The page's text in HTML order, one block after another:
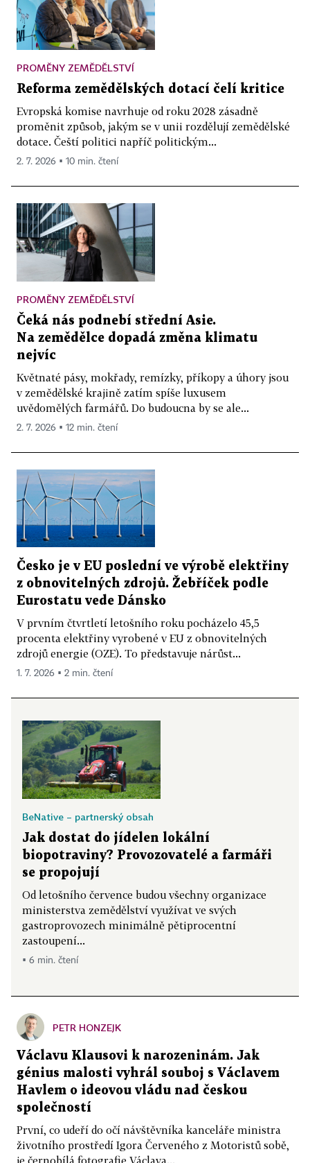
PROMĚNY ZEMĚDĚLSTVÍ
Reforma zemědělských dotací čelí kritice
Evropská komise navrhuje od roku 2028 zásadně
proměnit způsob, jakým se v unii rozdělují zemědělské
dotace. Čeští politici napříč politickým...
2. 7. 2026 ▪ 10 min. čtení
PROMĚNY ZEMĚDĚLSTVÍ
Čeká nás podnebí střední Asie.
Na zemědělce dopadá změna klimatu
nejvíc
Květnaté pásy, mokřady, remízky, příkopy a úhory jsou
v zemědělské krajině zatím spíše luxusem
uvědomělých farmářů. Do budoucna by se ale...
2. 7. 2026 ▪ 12 min. čtení
Česko je v EU poslední ve výrobě elektřiny
z obnovitelných zdrojů. Žebříček podle
Eurostatu vede Dánsko
V prvním čtvrtletí letošního roku pocházelo 45,5
procenta elektřiny vyrobené v EU z obnovitelných
zdrojů energie (OZE). To představuje nárůst...
1. 7. 2026 ▪ 2 min. čtení
BeNative – partnerský obsah
Jak dostat do jídelen lokální
biopotraviny? Provozovatelé a farmáři
se propojují
Od letošního července budou všechny organizace
ministerstva zemědělství využívat ve svých
gastroprovozech minimálně pětiprocentní
zastoupení...
▪ 6 min. čtení
PETR HONZEJK
Václavu Klausovi k narozeninám. Jak
génius malosti vyhrál souboj s Václavem
Havlem o ideovou vládu nad českou
společností
První, co udeří do očí návštěvníka kanceláře ministra
životního prostředí Igora Červeného z Motoristů sobě,
je černobílá fotografie Václava...